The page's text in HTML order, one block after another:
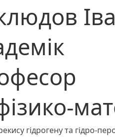
гідрогену та гідро-